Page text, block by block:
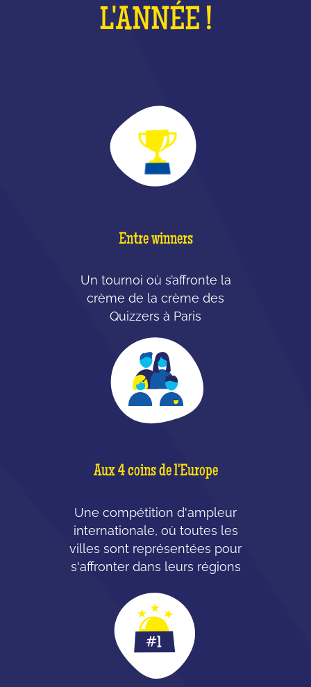
L'ANNÉE !
Entre winners
Un tournoi où s’affronte la
crème de la crème des
Quizzers à Paris
Aux 4 coins de l'Europe
Une compétition d'ampleur
internationale, où toutes les
villes sont représentées pour
s'affronter dans leurs régions